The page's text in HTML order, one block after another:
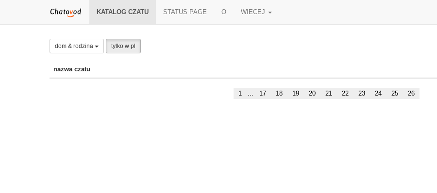
KATALOG CZATU STATUS PAGE O WIECEJ
dom & rodzina tylko w pl
nazwa czatu
1 ... 17 18 19 20 21 22 23 24 25 26